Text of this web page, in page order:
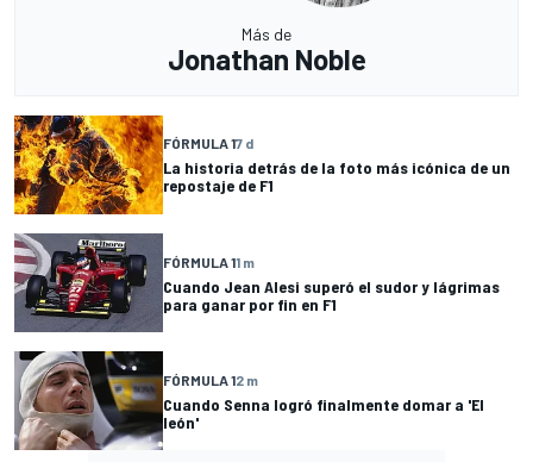
Más de
Jonathan Noble
FÓRMULA 17 d
La historia detrás de la foto más icónica de un
repostaje de F1
FÓRMULA 11 m
Cuando Jean Alesi superó el sudor y lágrimas
para ganar por fin en F1
FÓRMULA 12 m
Cuando Senna logró finalmente domar a 'El
león'